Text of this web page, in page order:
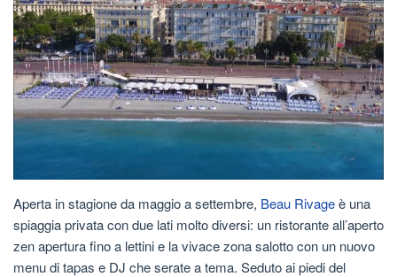
Aperta in stagione da maggio a settembre, Beau Rivageè una
spiaggia privata con due lati molto diversi: un ristorante all’aperto
zen apertura fino a lettini e la vivace zona salotto con un nuovo
menu di tapas e DJ che serate a tema. Seduto ai piedi del